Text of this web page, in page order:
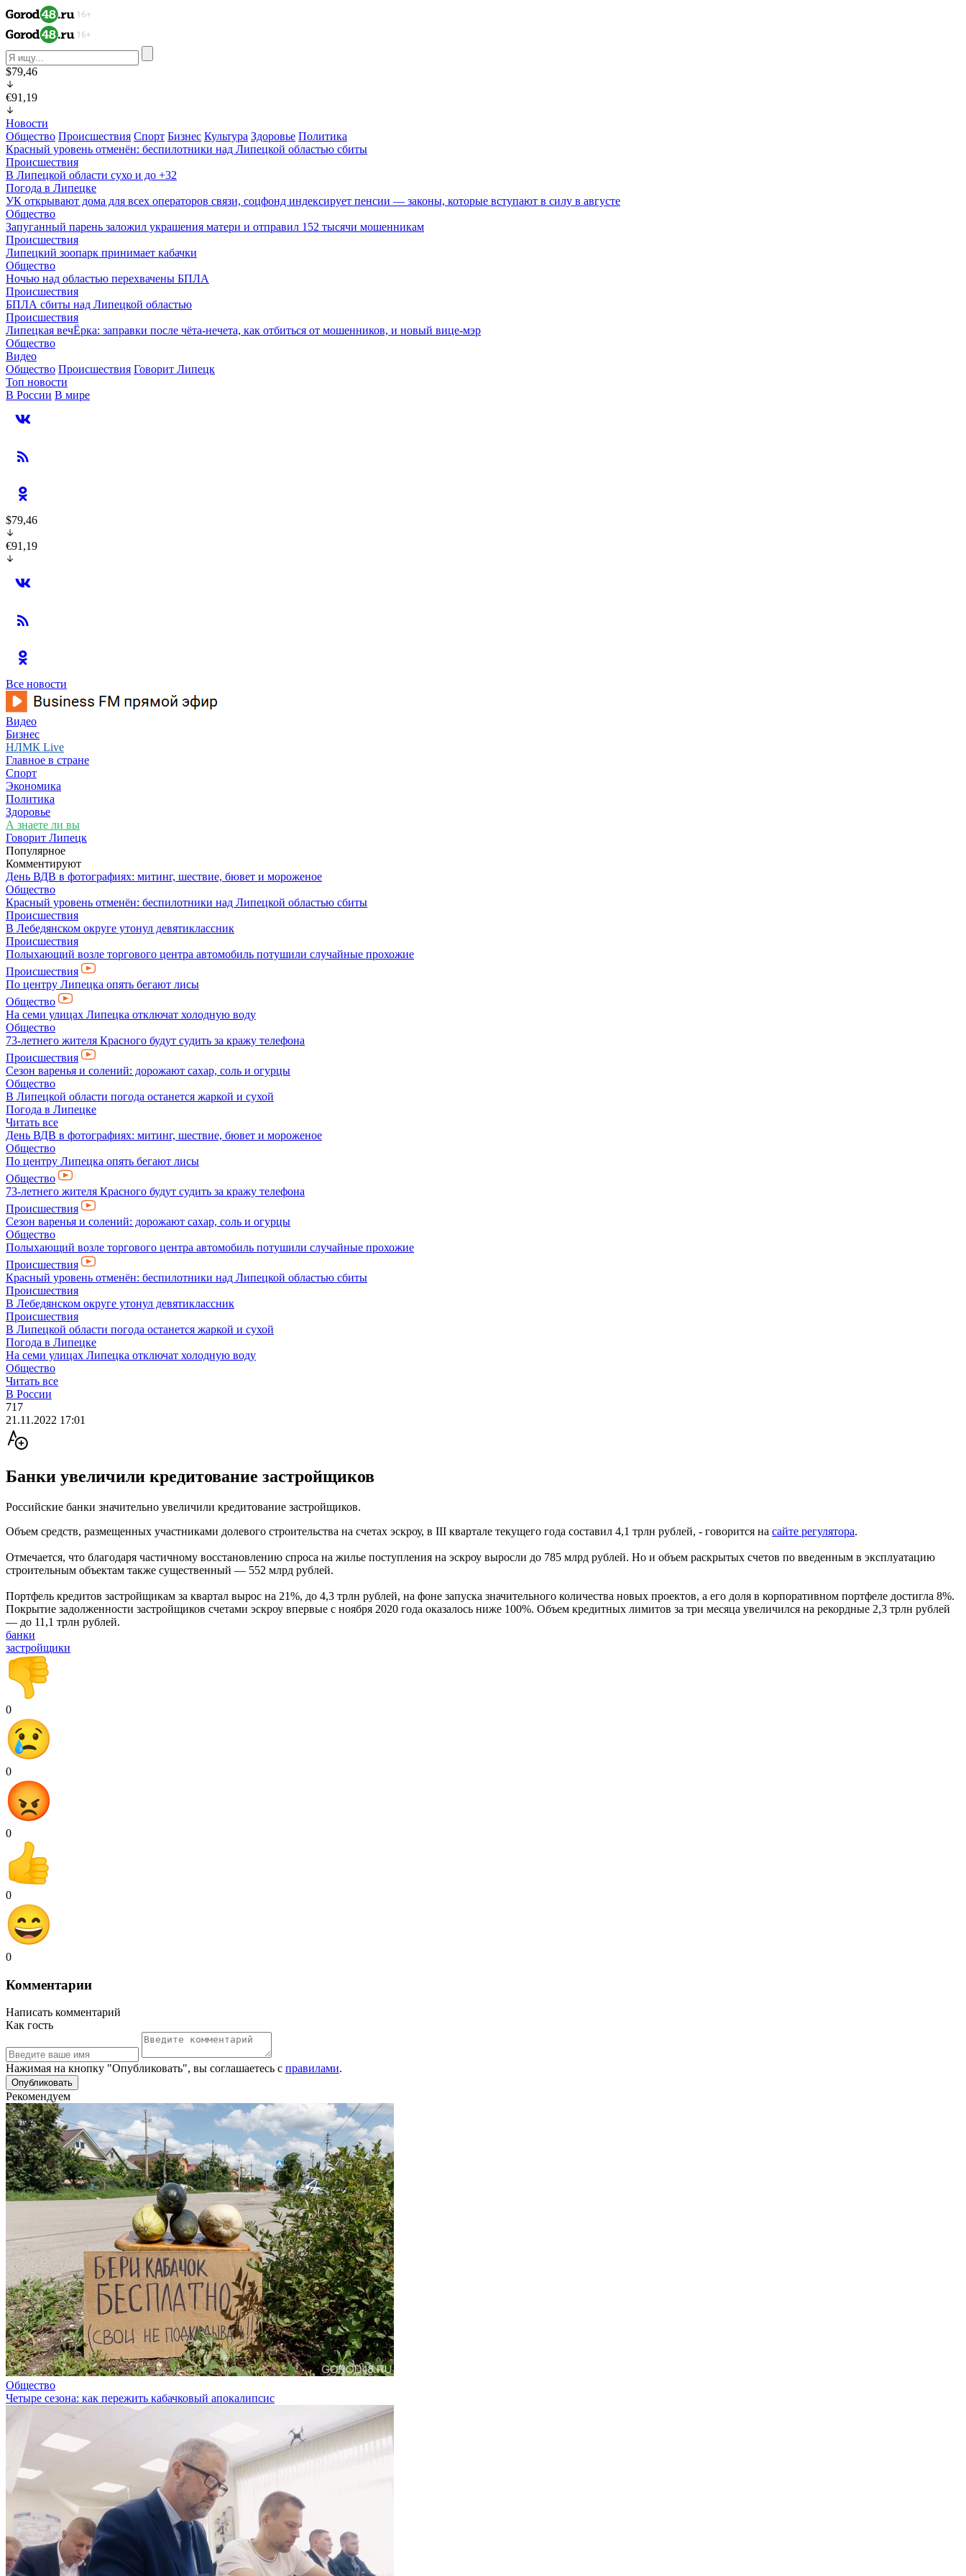
$79,46
€91,19
Новости
Общество Происшествия Спорт Бизнес Культура Здоровье Политика
Красный уровень отменён: беспилотники над Липецкой областью сбиты
Происшествия
В Липецкой области сухо и до +32
Погода в Липецке
УК открывают дома для всех операторов связи, соцфонд индексирует пенсии — законы, которые вступают в силу в августе
Общество
Запуганный парень заложил украшения матери и отправил 152 тысячи мошенникам
Происшествия
Липецкий зоопарк принимает кабачки
Общество
Ночью над областью перехвачены БПЛА
Происшествия
БПЛА сбиты над Липецкой областью
Происшествия
Липецкая вечЁрка: заправки после чёта-нечета, как отбиться от мошенников, и новый вице-мэр
Общество
Видео
Общество Происшествия Говорит Липецк
Топ новости
В России В мире
$79,46
€91,19
Все новости
Видео
Бизнес
НЛМК Live
Главное в стране
Спорт
Экономика
Политика
Здоровье
А знаете ли вы
Говорит Липецк
Популярное
Комментируют
День ВДВ в фотографиях: митинг, шествие, бювет и мороженое
Общество
Красный уровень отменён: беспилотники над Липецкой областью сбиты
Происшествия
В Лебедянском округе утонул девятиклассник
Происшествия
Полыхающий возле торгового центра автомобиль потушили случайные прохожие
Происшествия
По центру Липецка опять бегают лисы
Общество
На семи улицах Липецка отключат холодную воду
Общество
73-летнего жителя Красного будут судить за кражу телефона
Происшествия
Сезон варенья и солений: дорожают сахар, соль и огурцы
Общество
В Липецкой области погода останется жаркой и сухой
Погода в Липецке
Читать все
День ВДВ в фотографиях: митинг, шествие, бювет и мороженое
Общество
По центру Липецка опять бегают лисы
Общество
73-летнего жителя Красного будут судить за кражу телефона
Происшествия
Сезон варенья и солений: дорожают сахар, соль и огурцы
Общество
Полыхающий возле торгового центра автомобиль потушили случайные прохожие
Происшествия
Красный уровень отменён: беспилотники над Липецкой областью сбиты
Происшествия
В Лебедянском округе утонул девятиклассник
Происшествия
В Липецкой области погода останется жаркой и сухой
Погода в Липецке
На семи улицах Липецка отключат холодную воду
Общество
Читать все
В России
717
21.11.2022 17:01
Банки увеличили кредитование застройщиков
Российские банки значительно увеличили кредитование застройщиков.
Объем средств, размещенных участниками долевого строительства на счетах эскроу, в III квартале текущего года составил 4,1 трлн рублей, - говорится на сайте регулятора.
Отмечается, что благодаря частичному восстановлению спроса на жилье поступления на эскроу выросли до 785 млрд рублей. Но и объем раскрытых счетов по введенным в эксплуатацию
строительным объектам также существенный — 552 млрд рублей.
Портфель кредитов застройщикам за квартал вырос на 21%, до 4,3 трлн рублей, на фоне запуска значительного количества новых проектов, а его доля в корпоративном портфеле достигла 8%.
Покрытие задолженности застройщиков счетами эскроу впервые с ноября 2020 года оказалось ниже 100%. Объем кредитных лимитов за три месяца увеличился на рекордные 2,3 трлн рублей
— до 11,1 трлн рублей.
банки
застройщики
0
0
0
0
0
Комментарии
Написать комментарий
Как гость
Нажимая на кнопку "Опубликовать", вы соглашаетесь с правилами.
Рекомендуем
Общество
Четыре сезона: как пережить кабачковый апокалипсис